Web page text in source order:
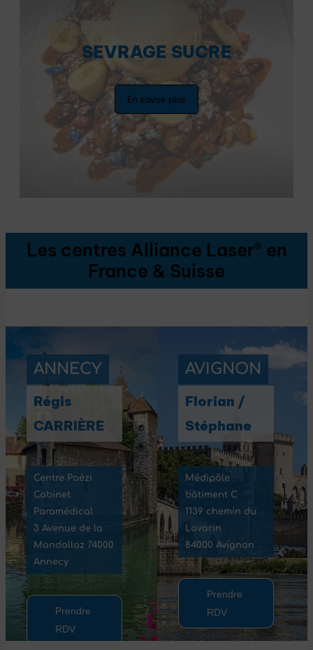
SEVRAGE SUCRE
En savoir plus
Les centres Alliance Laser® en
France & Suisse
ANNECY
Régis
CARRIÈRE
Centre Poézi
Cabinet
Paramédical
3 Avenue de la
Mandallaz 74000
Annecy
Prendre
RDV
AVIGNON
Florian /
Stéphane
Médipôle
bâtiment C
1139 chemin du
Lavarin
84000 Avignon
Prendre
RDV